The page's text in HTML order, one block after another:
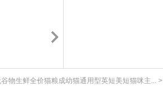
物生鲜全价猫粮成幼猫通用型英短美短猫咪主...>